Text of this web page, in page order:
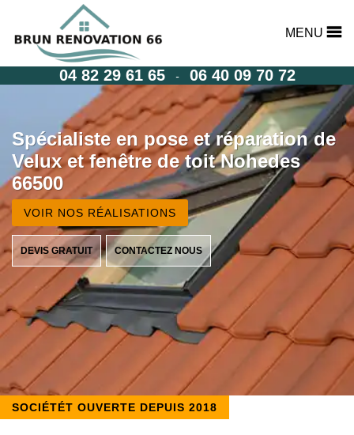
MENU
04 82 29 61 65 - 06 40 09 70 72
Spécialiste en pose et réparation de
Velux et fenêtre de toit Nohedes
66500
VOIR NOS RÉALISATIONS
DEVIS GRATUIT CONTACTEZ NOUS
SOCIÉTÉT OUVERTE DEPUIS 2018